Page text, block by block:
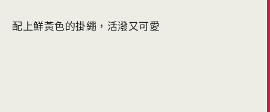
配上鮮黃色的掛繩，活潑又可愛